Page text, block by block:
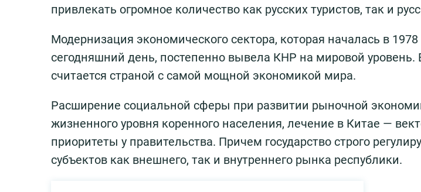
привлекать огромное количество как русских туристов, так и
Модернизация экономического сектора, которая началась в
сегодняшний день, постепенно вывела КНР на мировой
считается страной с самой мощной экономикой мира.
Расширение социальной сферы при развитии рыночной
жизненного уровня коренного населения, лечение в Китае —
приоритеты у правительства. Причем государство строго
субъектов как внешнего, так и внутреннего рынка республики.